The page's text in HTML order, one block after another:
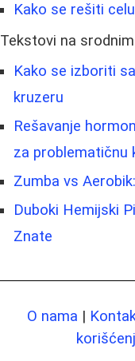
Kako se rešiti
Tekstovi na
Kako se izboriti
kruzeru
Rešavanje
za problematičnu
Zumba vs
Duboki Hemijski
Znate
O nama |